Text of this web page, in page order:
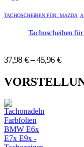
gewählt
gewählt
Produkt
mehrere
Die
können
auf
Produktseite
gewählt
werden
Produkt
mehrere
Die
können
auf
Produktseite
gewählt
werden
TACHOSCHEIBEN FÜR: MAZDA,
Tachoscheiben
37,98 €–45,96 €